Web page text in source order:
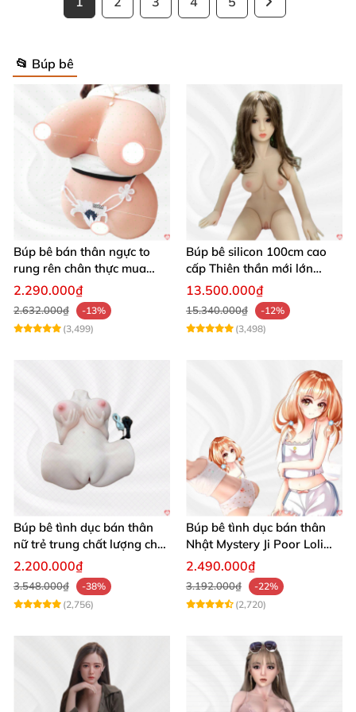
📂 Búp bê
Búp bê bán thân ngực to
rung rên chân thực mua
ngay
2.290.000₫
2.632.000₫
-13%
(3,499)
Búp bê silicon 100cm cao
cấp Thiên thần mới lớn
mượt mà mềm mại
13.500.000₫
15.340.000₫
-12%
(3,498)
Búp bê tình dục bán thân
nữ trẻ trung chất lượng chất
chơi
2.200.000₫
3.548.000₫
-38%
(2,756)
Búp bê tình dục bán thân
Nhật Mystery Ji Poor Loli
TPE 6kg siêu mềm mại
2.490.000₫
3.192.000₫
-22%
(2,720)